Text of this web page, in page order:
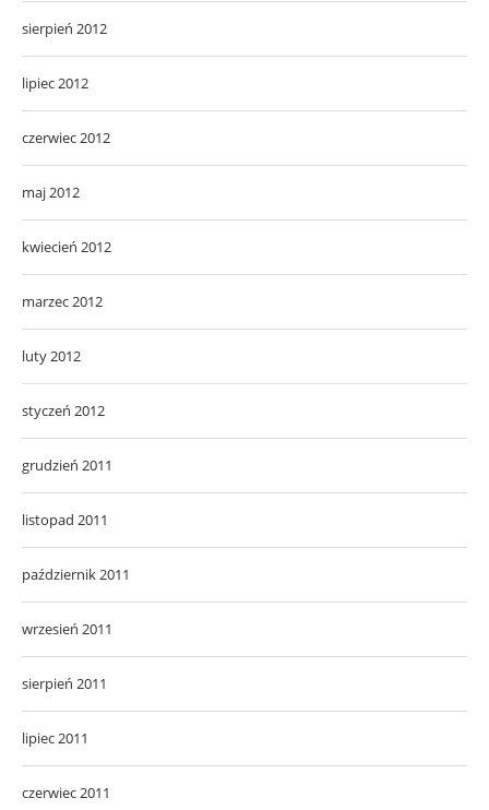
sierpień 2012
lipiec 2012
czerwiec 2012
maj 2012
kwiecień 2012
marzec 2012
luty 2012
styczeń 2012
grudzień 2011
listopad 2011
październik 2011
wrzesień 2011
sierpień 2011
lipiec 2011
czerwiec 2011